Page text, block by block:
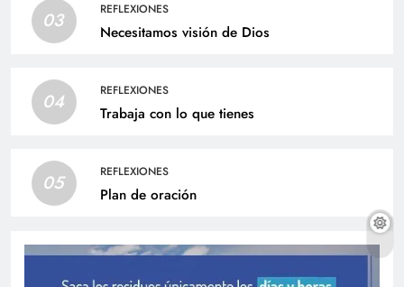
03 REFLEXIONES
Necesitamos visión de Dios
04 REFLEXIONES
Trabaja con lo que tienes
05 REFLEXIONES
Plan de oración